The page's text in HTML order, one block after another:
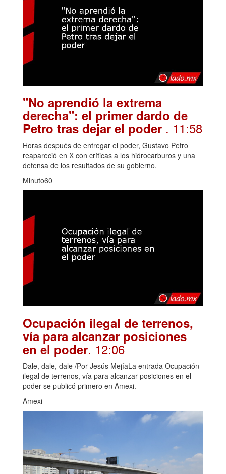
"No aprendió la extrema
derecha": el primer dardo de
Petro tras dejar el poder . 11:58
Horas después de entregar el poder, Gustavo Petro
reapareció en X con críticas a los hidrocarburos y una
defensa de los resultados de su gobierno.
Minuto60
Ocupación ilegal de terrenos,
vía para alcanzar posiciones
en el poder. 12:06
Dale, dale, dale /Por Jesús MejíaLa entrada Ocupación
ilegal de terrenos, vía para alcanzar posiciones en el
poder se publicó primero en Amexi.
Amexi